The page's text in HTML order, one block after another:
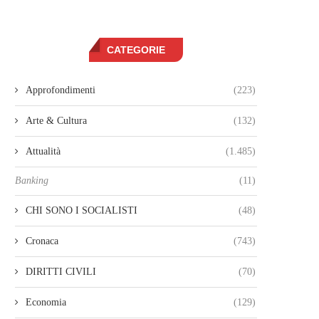
CATEGORIE
Approfondimenti (223)
Arte & Cultura (132)
Attualità (1.485)
Banking (11)
CHI SONO I SOCIALISTI (48)
Cronaca (743)
DIRITTI CIVILI (70)
Economia (129)